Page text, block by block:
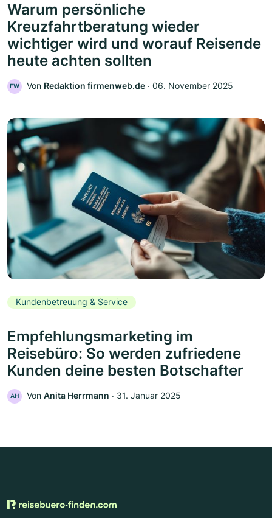
Warum persönliche
Kreuzfahrtberatung wieder
wichtiger wird und worauf Reisende
heute achten sollten
FW Von Redaktion firmenweb.de ‧ 06. November 2025
Kundenbetreuung & Service
Empfehlungsmarketing im
Reisebüro: So werden zufriedene
Kunden deine besten Botschafter
AH Von Anita Herrmann ‧ 31. Januar 2025